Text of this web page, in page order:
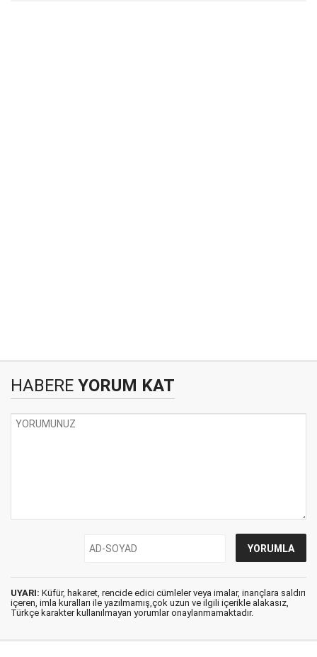
HABERE YORUM KAT
UYARI: Küfür, hakaret, rencide edici cümleler veya imalar, inançlara saldırı
içeren, imla kuralları ile yazılmamış,çok uzun ve ilgili içerikle alakasız,
Türkçe karakter kullanılmayan yorumlar onaylanmamaktadır.